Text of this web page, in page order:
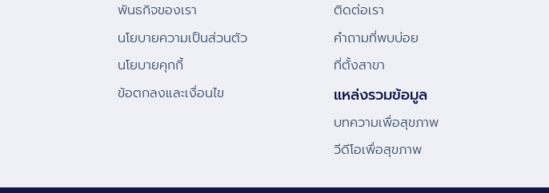
พันธกิจของเรา
นโยบายความเป็นส่วนตัว
นโยบายคุกกี้
ข้อตกลงและเงื่อนไข
ติดต่อเรา
คําถามที่พบบ่อย
ที่ตั้งสาขา
แหล่งรวมข้อมูล
บทความเพื่อสุขภาพ
วีดีโอเพื่อสุขภาพ